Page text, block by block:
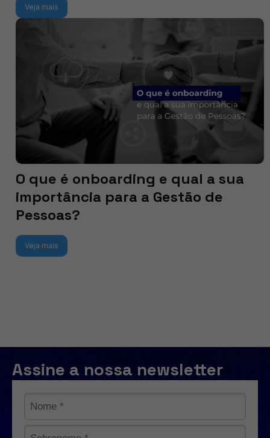
Veja mais
O que é onboarding e qual a sua
importância para a Gestão de
Pessoas?
Veja mais
Assine a nossa newsletter